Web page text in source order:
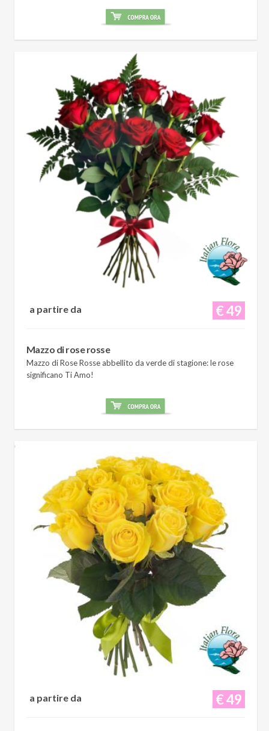
€ 49
a partire da
Mazzo di rose rosse
Mazzo di Rose Rosse abbellito da verde di stagione: le rose
significano Ti Amo!
€ 49
a partire da